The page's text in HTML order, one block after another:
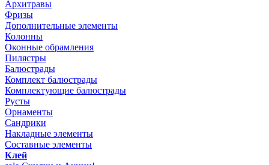
Архитравы
Фризы
Дополнительные элементы
Колонны
Оконные обрамления
Пилястры
Балюстрады
Комплект балюстрады
Комплектующие балюстрады
Русты
Орнаменты
Сандрики
Накладные элементы
Составные элементы
Клей